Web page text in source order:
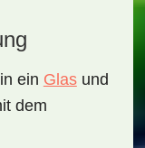
ein Glasund
dem